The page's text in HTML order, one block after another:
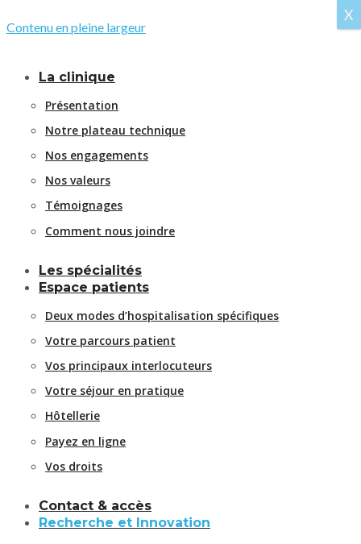
Contenu en pleine largeur
La clinique
Présentation
Notre plateau technique
Nos engagements
Nos valeurs
Témoignages
Comment nous joindre
Les spécialités
Espace patients
Deux modes d’hospitalisation spécifiques
Votre parcours patient
Vos principaux interlocuteurs
Votre séjour en pratique
Hôtellerie
Payez en ligne
Vos droits
Contact & accès
Recherche et Innovation
X